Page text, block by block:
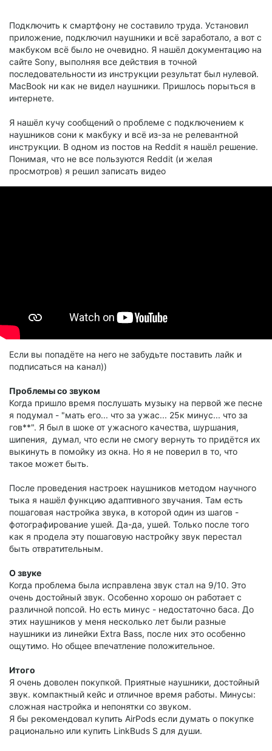
Подключить к смартфону не составило труда. Установил
приложение, подключил наушники и всё заработало, а вот с
макбуком всё было не очевидно. Я нашёл документацию на
сайте Sony, выполняя все действия в точной
последовательности из инструкции результат был нулевой.
MacBook ни как не видел наушники. Пришлось порыться в
интернете.
Я нашёл кучу сообщений о проблеме с подключением к
наушников сони к макбуку и всё из-за не релевантной
инструкции. В одном из постов на Reddit я нашёл решение.
Понимая, что не все пользуются Reddit (и желая
просмотров) я решил записать видео
Если вы попадёте на него не забудьте поставить лайк и
подписаться на канал))
Проблемы со звуком
Когда пришло время послушать музыку на первой же песне
я подумал - "мать его... что за ужас... 25к минус... что за
гов**". Я был в шоке от ужасного качества, шуршания,
шипения, думал, что если не смогу вернуть то придётся их
выкинуть в помойку из окна. Но я не поверил в то, что
такое может быть.
После проведения настроек наушников методом научного
тыка я нашёл функцию адаптивного звучания. Там есть
пошаговая настройка звука, в которой один из шагов -
фотографирование ушей. Да-да, ушей. Только после того
как я продела эту пошаговую настройку звук перестал
быть отвратительным.
О звуке
Когда проблема была исправлена звук стал на 9/10. Это
очень достойный звук. Особенно хорошо он работает с
различной попсой. Но есть минус - недостаточно баса. До
этих наушников у меня несколько лет были разные
наушники из линейки Extra Bass, после них это особенно
ощутимо. Но общее впечатление положительное.
Итого
Я очень доволен покупкой. Приятные наушники, достойный
звук. компактный кейс и отличное время работы. Минусы:
сложная настройка и непонятки со звуком.
Я бы рекомендовал купить AirPods если думать о покупке
рационально или купить LinkBuds S для души.